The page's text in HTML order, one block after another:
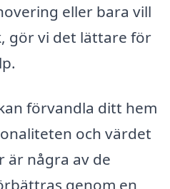
eller bara vill
gör vi det lättare för
förvandla ditt hem
och värdet
är några av de
genom en